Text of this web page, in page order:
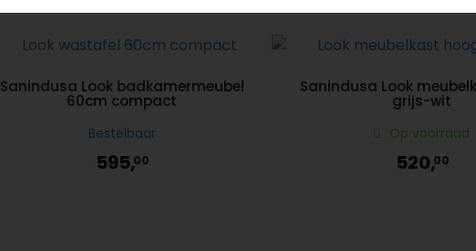
Sanindusa Look badkamermeubel
60cm compact
Bestelbaar
595,00
Sanindusa Look
grijs-wit
Op voorraad
520,00